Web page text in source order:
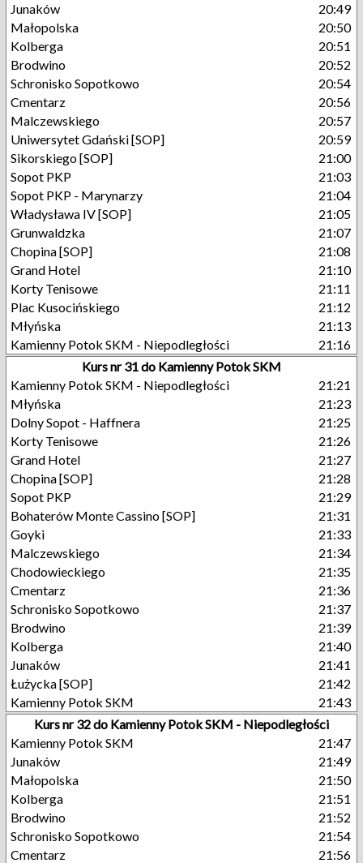
Junaków
20:49
Małopolska
20:50
Kolberga
20:51
Brodwino
20:52
Schronisko Sopotkowo
20:54
Cmentarz
20:56
Malczewskiego
20:57
Uniwersytet Gdański [SOP]
20:59
Sikorskiego [SOP]
21:00
Sopot PKP
21:03
Sopot PKP - Marynarzy
21:04
Władysława IV [SOP]
21:05
Grunwaldzka
21:07
Chopina [SOP]
21:08
Grand Hotel
21:10
Korty Tenisowe
21:11
Plac Kusocińskiego
21:12
Młyńska
21:13
Kamienny Potok SKM - Niepodległości
21:16
Kurs nr 31 do Kamienny Potok SKM
Kamienny Potok SKM - Niepodległości
21:21
Młyńska
21:23
Dolny Sopot - Haffnera
21:25
Korty Tenisowe
21:26
Grand Hotel
21:27
Chopina [SOP]
21:28
Sopot PKP
21:29
Bohaterów Monte Cassino [SOP]
21:31
Goyki
21:33
Malczewskiego
21:34
Chodowieckiego
21:35
Cmentarz
21:36
Schronisko Sopotkowo
21:37
Brodwino
21:39
Kolberga
21:40
Junaków
21:41
Łużycka [SOP]
21:42
Kamienny Potok SKM
21:43
Kurs nr 32 do Kamienny Potok SKM - Niepodległości
Kamienny Potok SKM
21:47
Junaków
21:49
Małopolska
21:50
Kolberga
21:51
Brodwino
21:52
Schronisko Sopotkowo
21:54
Cmentarz
21:56